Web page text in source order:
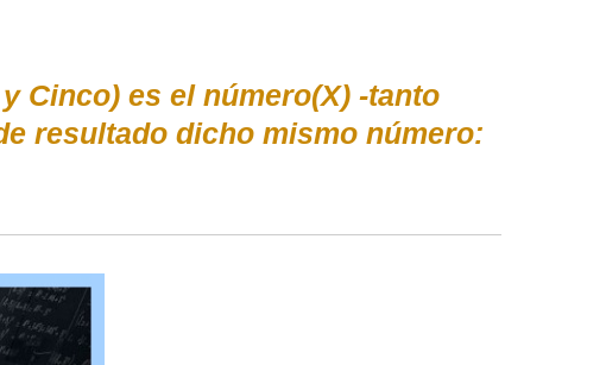
Cinco) es el número(X) -tanto
resultado dicho mismo número: